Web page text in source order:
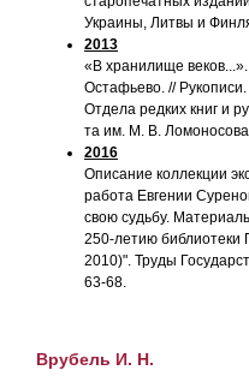
Украины, Литвы и
2013
«В хранилище
Остафьево. //
Отдела редких книг и
та им. М. В.
2016
Описание коллекции
работа Евгении
свою судьбу.
250-летию библиотеки
2010)". Труды
63-68.
Врубель И. Н.